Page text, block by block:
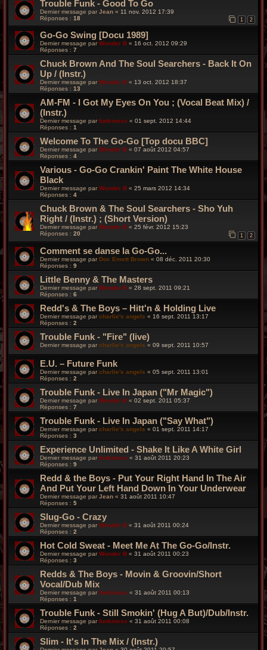
Trouble Funk - Good To Go
Dernier message par Jean « 11 nov. 2012 17:39
Réponses : 18 1 2
Go-Go Swing [Docu 1989]
Dernier message parWonder B « 16 oct. 2012 09:29
Réponses : 7
Chuck Brown And The Soul Searchers - Back It On
Up / (Instr.)
Dernier message par Wonder B « 13 oct. 2012 18:37
Réponses : 13
AM-FM - I Got My Eyes On You ; (Vocal Beat Mix) /
(Instr.)
Dernier message par funkiness « 01 sept. 2012 14:44
Réponses : 1
Welcome To The Go-Go [Top docu BBC]
Dernier message par Wonder B « 07 août 2012 04:57
Réponses : 4
Various - Go-Go Crankin' Paint The White House
Black
Dernier message par Wonder B « 25 mars 2012 14:34
Réponses : 4
Chuck Brown & The Soul Searchers - Sho Yuh
Right / (Instr.) ; (Short Version)
Dernier message par Wonder B « 25 févr. 2012 15:23
Réponses : 20 1 2
Comment se danse la Go-Go...
Dernier message parDoc Emett Brown « 08 déc. 2011 20:30
Réponses : 9
Little Benny & The Masters
Dernier message par Wonder B « 28 sept. 2011 09:21
Réponses : 6
Redd's & The Boys – Hitt'n & Holding Live
Dernier message parcharlie's angels « 16 sept. 2011 13:17
Réponses : 2
Trouble Funk - "Fire" (live)
Dernier message par charlie's angels « 09 sept. 2011 10:57
E.U. – Future Funk
Dernier message parcharlie's angels « 05 sept. 2011 13:01
Réponses : 2
Trouble Funk - Live In Japan ("Mr Magic")
Dernier message par Wonder B « 02 sept. 2011 05:37
Réponses : 7
Trouble Funk - Live In Japan ("Say What")
Dernier message parcharlie's angels « 01 sept. 2011 14:17
Réponses : 3
Experience Unlimited - Shake It Like A White Girl
Dernier message par funkiness « 31 août 2011 20:23
Réponses : 9
Redd & the Boys - Put Your Right Hand In The Air
And Put Your Left Hand Down In Your Underwear
Dernier message par Jean « 31 août 2011 10:47
Réponses : 5
Slug-Go - Crazy
Dernier message par Wonder B « 31 août 2011 00:24
Réponses : 2
Hot Cold Sweat - Meet Me At The Go-Go/Instr.
Dernier message parWonder B « 31 août 2011 00:23
Réponses : 3
Redds & The Boys - Movin & Groovin/Short
Vocal/Dub Mix
Dernier message par funkiness « 31 août 2011 00:13
Réponses : 1
Trouble Funk - Still Smokin' (Hug A But)/Dub/Instr.
Dernier message parfunkiness « 31 août 2011 00:08
Réponses : 2
Slim - It's In The Mix / (Instr.)